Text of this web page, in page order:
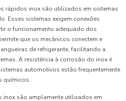
rápidos inox são utilizados em sistemas
Esses sistemas exigem conexões
o funcionamento adequado dos
que os mecânicos conectem e
de refrigerante, facilitando a
A resistência à corrosão do inox é
automotivos estão frequentemente
químicos.
são amplamente utilizados em